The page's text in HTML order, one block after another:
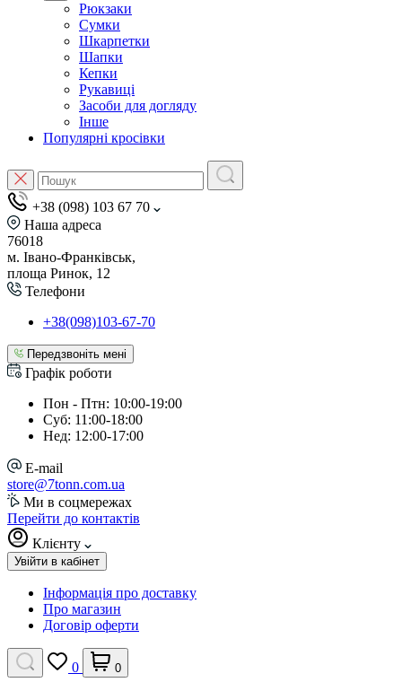
Рюкзаки
Сумки
Шкарпетки
Шапки
Кепки
Рукавиці
Засоби для догляду
Інше
Популярні кросівки
+38 (098) 103 67 70
Наша адреса
76018
м. Івано-Франківськ,
площа Ринок, 12
Телефони
+38(098)103-67-70
Передзвоніть мені
Графік роботи
Пон - Птн: 10:00-19:00
Суб: 11:00-18:00
Нед: 12:00-17:00
E-mail
store@7tonn.com.ua
Ми в соцмережах
Перейти до контактів
Клієнту
Увійти в кабінет
Інформація про доставку
Про магазин
Договір оферти
0 0